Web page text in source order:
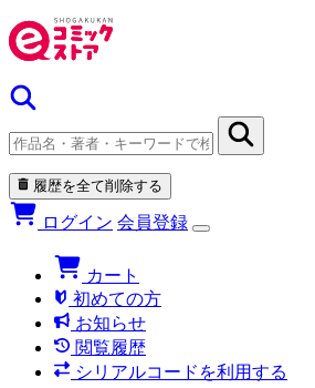
履歴を全て削除する
ログイン 会員登録
カート
初めての方
お知らせ
閲覧履歴
シリアルコードを利用する